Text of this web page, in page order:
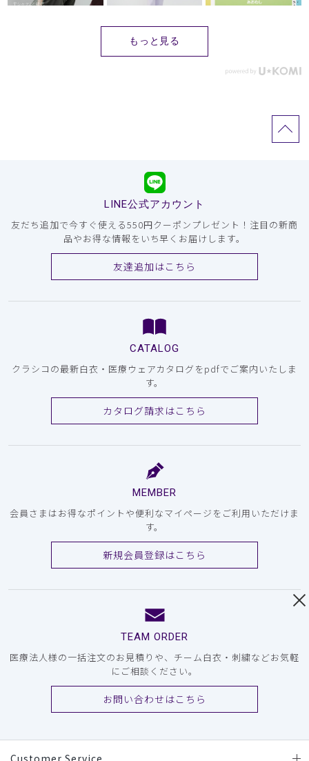
もっと見る
LINE公式アカウント
友だち追加で今すぐ使える550円クーポンプレゼント！注目の新商
品やお得な情報をいち早くお届けします。
友達追加はこちら
CATALOG
クラシコの最新白衣・医療ウェアカタログをpdfでご案内いたしま
す。
カタログ請求はこちら
MEMBER
会員さまはお得なポイントや便利なマイページをご利用いただけま
す。
新規会員登録はこちら
TEAM ORDER
医療法人様の一括注文のお見積りや、チーム白衣・刺繍などお気軽
にご相談ください。
お問い合わせはこちら
Customer Service